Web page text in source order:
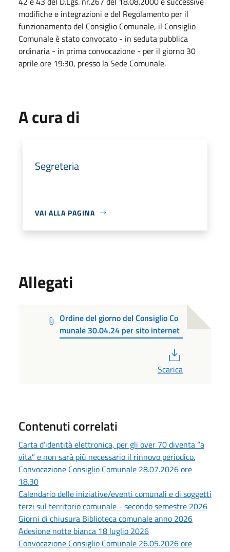
modifiche e integrazioni e del Regolamento per il
funzionamento del Consiglio Comunale, il Consiglio
Comunale è stato convocato - in seduta pubblica
ordinaria - in prima convocazione - per il giorno 30
aprile ore 19:30, presso la Sede Comunale.
A cura di
Segreteria
VAI ALLA PAGINA
Allegati
Ordine del giorno del Consiglio Co
munale 30.04.24 per sito internet
Scarica
Contenuti correlati
Carta d’identità elettronica, per gli over 70 diventa “a
vita” e non sarà più necessario il rinnovo periodico.
Convocazione Consiglio Comunale 28.07.2026 ore
18.30
Calendario delle iniziative/eventi comunali e di soggetti
terzi sul territorio comunale - secondo semestre 2026
Giorni di chiusura Biblioteca comunale anno 2026
Adesione notte bianca 18 luglio 2026
Convocazione Consiglio Comunale 26.05.2026 ore